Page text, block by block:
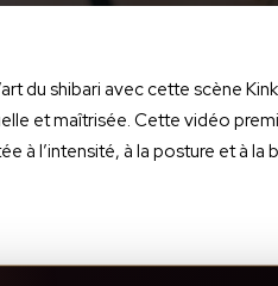
du shibari avec cette scène
et maîtrisée. Cette vidéo
à l’intensité, à la posture et à la